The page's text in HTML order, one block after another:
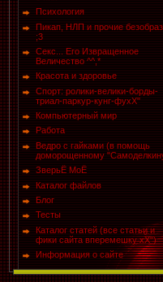
Психология
Пикап, НЛП и прочие
;3
Секс... Его Извращенное
Величество ^^,*
Красота и здоровье
Спорт: ролики-велики-борды-
триал-паркур-кунг-фухХ"
Компьютерный мир
Работа
Ведро с гайками (в помощь
доморощенному
ЗверьЁ МоЁ
Каталог файлов
Блог
Тесты
Каталог статей (все статьи и
фики сайта вперемешку хХ")
Информация о сайте